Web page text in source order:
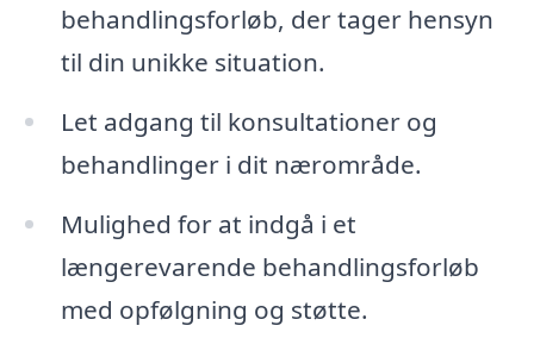
behandlingsforløb, der tager hensyn
til din unikke situation.
Let adgang til konsultationer og
behandlinger i dit nærområde.
Mulighed for at indgå i et
længerevarende behandlingsforløb
med opfølgning og støtte.